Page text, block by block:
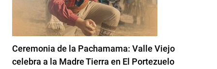
Ceremonia de la Pachamama: Valle Viejo
celebra a la Madre Tierra en El Portezuelo